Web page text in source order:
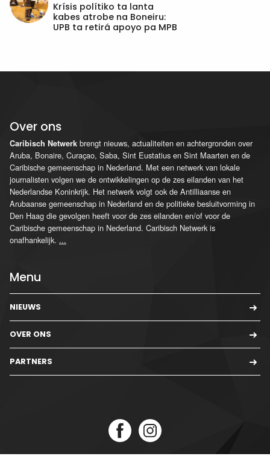
Krísis polítiko ta lanta
kabes atrobe na Boneiru:
UPB ta retirá apoyo pa MPB
Over ons
Caribisch Netwerk brengt nieuws, actualiteiten en achtergronden over
Aruba, Bonaire, Curaçao, Saba, Sint Eustatius en Sint Maarten en de
Caribische gemeenschap in Nederland. Met een netwerk van lokale
journalisten volgen we de ontwikkelingen op de zes eilanden van het
Nederlandse Koninkrijk. Het netwerk volgt ook de Antilliaanse en
Arubaanse gemeenschap in Nederland en de politieke besluitvorming in
Den Haag die gevolgen heeft voor de zes eilanden en/of voor de
Caribische gemeenschap in Nederland. Caribisch Netwerk is
onafhankelijk. ...
Menu
NIEUWS
OVER ONS
PARTNERS